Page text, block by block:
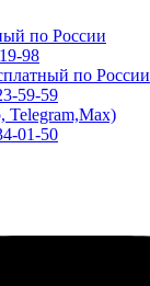
по России
98
по России
59-59
Telegram,Max)
01-50